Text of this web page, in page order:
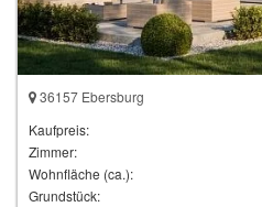
36157 Ebersburg
Kaufpreis:
Zimmer:
Wohnfläche (ca.):
Grundstück: